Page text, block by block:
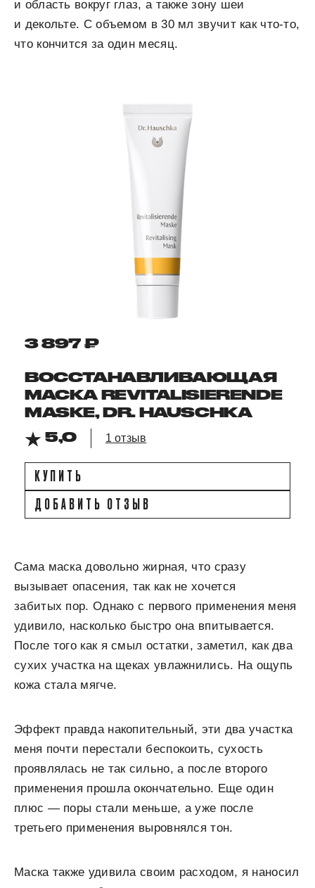
и область вокруг глаз, а также зону шеи
и декольте. С объемом в 30 мл звучит как что-то,
что кончится за один месяц.
3 897 ₽
ВОССТАНАВЛИВАЮЩАЯ
МАСКА REVITALISIERENDE
MASKE, DR. HAUSCHKA
5,0
1 отзыв
КУПИТЬ
ДОБАВИТЬ ОТЗЫВ
Сама маска довольно жирная, что сразу
вызывает опасения, так как не хочется
забитых пор. Однако с первого применения меня
удивило, насколько быстро она впитывается.
После того как я смыл остатки, заметил, как два
сухих участка на щеках увлажнились. На ощупь
кожа стала мягче.
Эффект правда накопительный, эти два участка
меня почти перестали беспокоить, сухость
проявлялась не так сильно, а после второго
применения прошла окончательно. Еще один
плюс — поры стали меньше, а уже после
третьего применения выровнялся тон.
Маска также удивила своим расходом, я наносил